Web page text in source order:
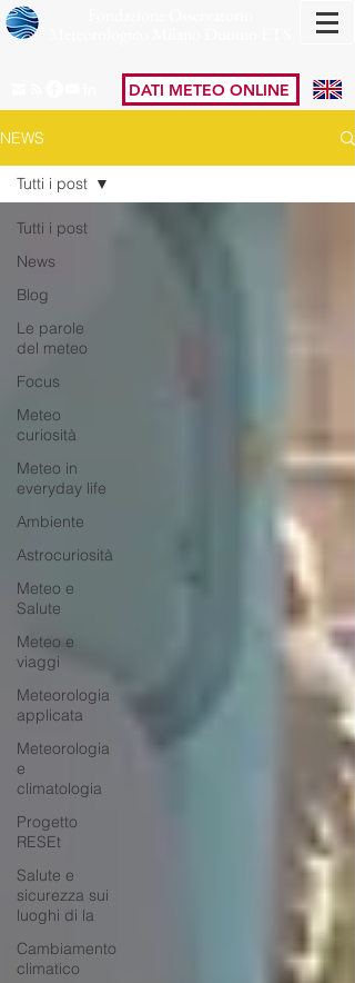
DATI METEO ONLINE
NEWS
Tutti i post
News
Blog
Le parole
del meteo
Focus
Meteo
curiosità
Meteo in
everyday life
Ambiente
Astrocuriosità
Meteo e
Salute
Meteo e
viaggi
Meteorologia
applicata
Meteorologia
e
climatologia
Progetto
RESEt
Salute e
sicurezza sui
luoghi di la
Cambiamento
climatico
Tutti i post